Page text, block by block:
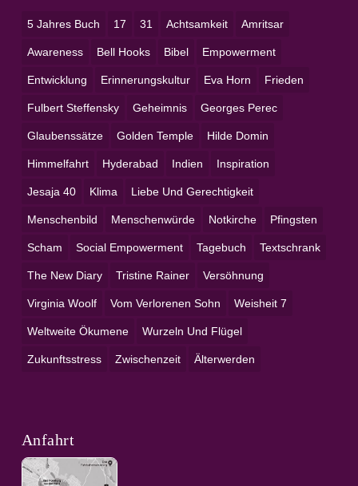
5 Jahres Buch 17 31 Achtsamkeit Amritsar
Awareness Bell Hooks Bibel Empowerment
Entwicklung Erinnerungskultur Eva Horn Frieden
Fulbert Steffensky Geheimnis Georges Perec
Glaubenssätze Golden Temple Hilde Domin
Himmelfahrt Hyderabad Indien Inspiration
Jesaja 40 Klima Liebe Und Gerechtigkeit
Menschenbild Menschenwürde Notkirche Pfingsten
Scham Social Empowerment Tagebuch Textschrank
The New Diary Tristine Rainer Versöhnung
Virginia Woolf Vom Verlorenen Sohn Weisheit 7
Weltweite Ökumene Wurzeln Und Flügel
Zukunftsstress Zwischenzeit Älterwerden
Anfahrt